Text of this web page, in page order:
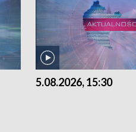
5.08.2026, 15:30